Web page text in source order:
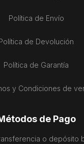
Política de Envío
de Devolución
Política de Garantía
y Condiciones de
de Pago
o depósito